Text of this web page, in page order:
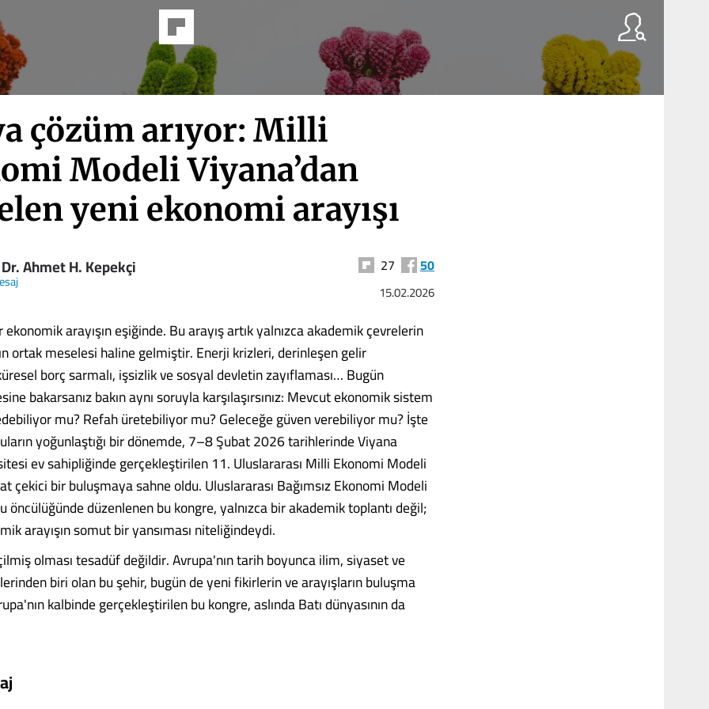
çözüm arıyor: Milli
Modeli Viyana’dan
yeni ekonomi arayışı
Ahmet H. Kepekçi 27 50
15.02.2026
arayışın eşiğinde. Bu arayış artık yalnızca akademik çevrelerin
ortak meselesi haline gelmiştir. Enerji krizleri, derinleşen gelir
borç sarmalı, işsizlik ve sosyal devletin zayıflaması… Bugün
bakarsanız bakın aynı soruyla karşılaşırsınız: Mevcut ekonomik sistem
mu? Refah üretebiliyor mu? Geleceğe güven verebiliyor mu? İşte
yoğunlaştığı bir dönemde, 7–8 Şubat 2026 tarihlerinde Viyana
ev sahipliğinde gerçekleştirilen 11. Uluslararası Milli Ekonomi Modeli
çekici bir buluşmaya sahne oldu. Uluslararası Bağımsız Ekonomi Modeli
öncülüğünde düzenlenen bu kongre, yalnızca bir akademik toplantı değil;
arayışın somut bir yansıması niteliğindeydi.
olması tesadüf değildir. Avrupa'nın tarih boyunca ilim, siyaset ve
biri olan bu şehir, bugün de yeni fikirlerin ve arayışların buluşma
kalbinde gerçekleştirilen bu kongre, aslında Batı dünyasının da